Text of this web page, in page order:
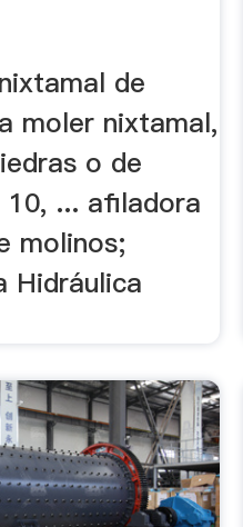
de
moler nixtamal,
o de
10, ... afiladora
molinos;
Hidráulica